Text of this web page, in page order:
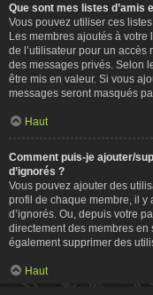
Que sont mes listes d’amis
Vous pouvez utiliser ces
Les membres ajoutés à votre
de l’utilisateur pour un
des messages privés. Selon
être mis en valeur. Si vous
messages seront masqués
Haut
Comment puis-je ajouter/
d’ignorés ?
Vous pouvez ajouter des
profil de chaque membre, il y
d’ignorés. Ou, depuis votre
directement des membres en
également supprimer des
Haut